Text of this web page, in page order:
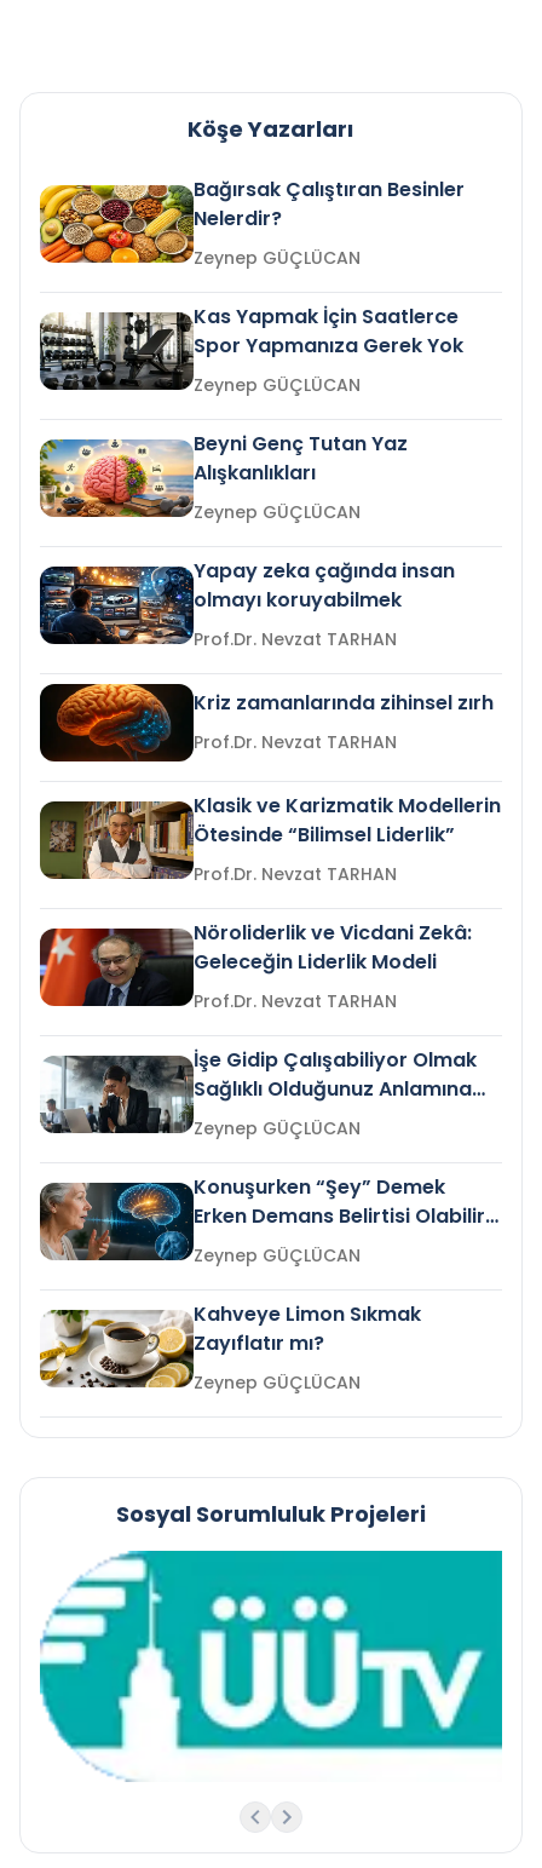
Köşe Yazarları
Bağırsak Çalıştıran Besinler
Nelerdir?
Zeynep GÜÇLÜCAN
Kas Yapmak İçin Saatlerce
Spor Yapmanıza Gerek Yok
Zeynep GÜÇLÜCAN
Beyni Genç Tutan Yaz
Alışkanlıkları
Zeynep GÜÇLÜCAN
Yapay zeka çağında insan
olmayı koruyabilmek
Prof.Dr. Nevzat TARHAN
Kriz zamanlarında zihinsel zırh
Prof.Dr. Nevzat TARHAN
Klasik ve Karizmatik Modellerin
Ötesinde “Bilimsel Liderlik”
Prof.Dr. Nevzat TARHAN
Nöroliderlik ve Vicdani Zekâ:
Geleceğin Liderlik Modeli
Prof.Dr. Nevzat TARHAN
İşe Gidip Çalışabiliyor Olmak
Sağlıklı Olduğunuz Anlamına
Gelir mi?Zeynep GÜÇLÜCAN
Konuşurken “Şey” Demek
Erken Demans Belirtisi Olabilir
mi?
Zeynep GÜÇLÜCAN
Kahveye Limon Sıkmak
Zayıflatır mı?
Zeynep GÜÇLÜCAN
Sosyal Sorumluluk Projeleri